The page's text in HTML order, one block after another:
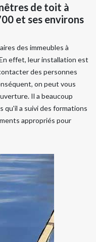
de toit à
et ses environs
des immeubles à
effet, leur installation est
des personnes
on peut vous
Il a beaucoup
qu'il a suivi des formations
appropriés pour